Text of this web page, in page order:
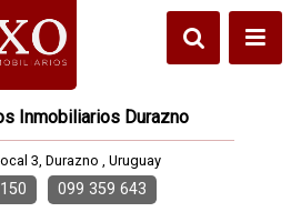
Inmobiliarios Durazno
3, Durazno , Uruguay
099 359 643